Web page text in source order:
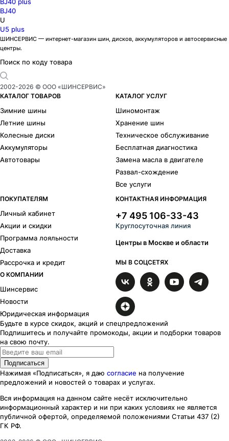
BJ40
U
U5 plus
ШИНСЕРВИС — интернет-магазин шин, дисков, аккумуляторов и автосервисные
центры.
Поиск по коду товара
2002-2026 © ООО «ШИНСЕРВИС»
КАТАЛОГ ТОВАРОВ
Зимние шины
Летние шины
Колесные диски
Аккумуляторы
Автотовары
КАТАЛОГ УСЛУГ
Шиномонтаж
Хранение шин
Техническое обслуживание
Бесплатная диагностика
Замена масла в двигателе
Развал-схождение
Все услуги
ПОКУПАТЕЛЯМ
Личный кабинет
Акции и скидки
Программа лояльности
Доставка
Рассрочка и кредит
О КОМПАНИИ
Шинсервис
Новости
Юридическая информация
КОНТАКТНАЯ ИНФОРМАЦИЯ
+7 495 106-33-43
Круглосуточная линия
Центры в Москве и области
МЫ В СОЦСЕТЯХ
Будьте в курсе скидок, акций и спецпредложений
Подпишитесь и получайте промокоды, акции и подборки товаров
на свою почту.
Подписаться
Нажимая «Подписаться», я даю согласие на получение
предложений и новостей о товарах и услугах.
Вся информация на данном сайте несёт исключительно
информационный характер и ни при каких условиях не является
публичной офертой, определяемой положениями Статьи 437 (2)
ГК РФ.